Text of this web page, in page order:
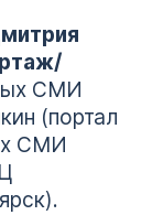
СМИ
(портал
СМИ